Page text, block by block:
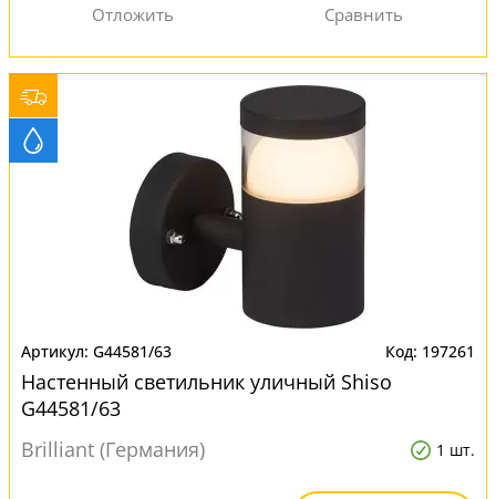
G44581/63 197261
Настенный светильник уличный Shiso
G44581/63
Brilliant (Германия)
1 шт.